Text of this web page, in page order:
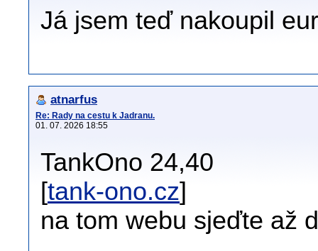
Já jsem teď nakoupil
atnarfus
Re: Rady na cestu k Jadranu.
01. 07. 2026 18:55
TankOno 24,40
[tank-ono.cz]
na tom webu sjeďte až